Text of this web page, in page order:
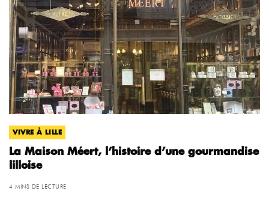
VIVRE À LILLE
La Maison Méert, l’histoire d’une gourmandise
lilloise
4 MINS DE LECTURE